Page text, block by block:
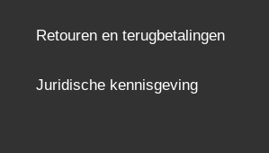
Retouren en terugbetalingen
Juridische kennisgeving